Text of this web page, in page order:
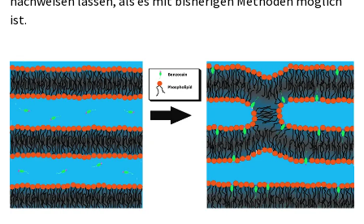
ist.